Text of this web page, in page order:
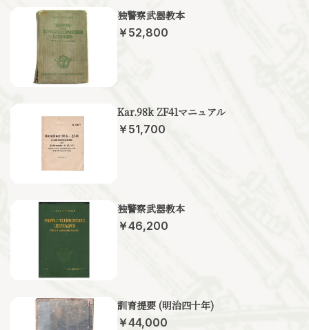
独警察武器教本
￥52,800
Kar.98k ZF41マニュアル
￥51,700
独警察武器教本
￥46,200
訓育提要 (明治四十年)
￥44,000